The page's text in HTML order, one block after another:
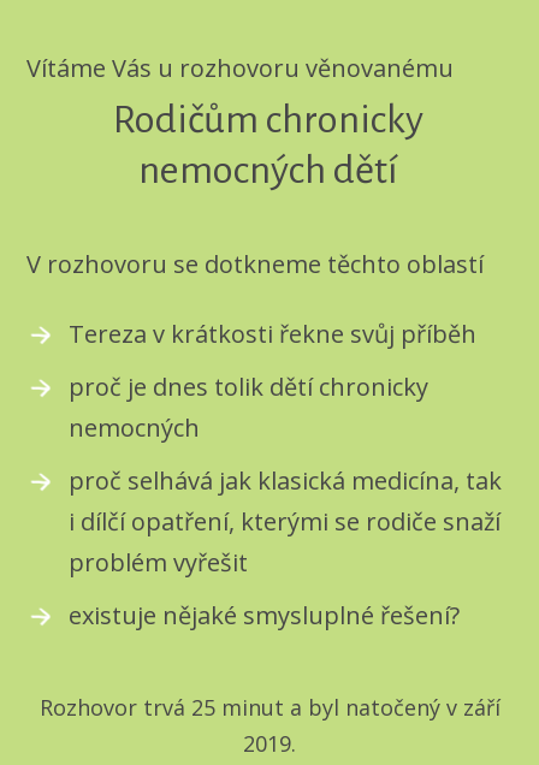
Vítáme Vás u rozhovoru věnovanému
Rodičům chronicky
nemocných dětí
V rozhovoru se dotkneme těchto oblastí
Tereza v krátkosti řekne svůj příběh
proč je dnes tolik dětí chronicky
nemocných
proč selhává jak klasická medicína, tak
i dílčí opatření, kterými se rodiče snaží
problém vyřešit
existuje nějaké smysluplné řešení?
Rozhovor trvá 25 minut a byl natočený v září
2019.